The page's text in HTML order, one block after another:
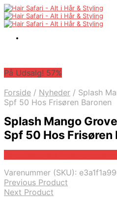
På Udsalg! 57%
Forside / Nyheder / Splash
Spf 50 Hos Frisøren Baronen
Splash Mango
Spf 50 Hos Frisøren
Varenummer (SKU):
Previous Product
Next Product